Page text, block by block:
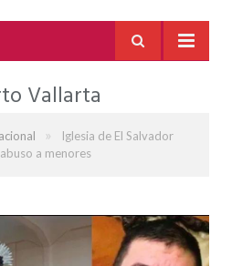
Vallarta
»
Iglesia de El Salvador
a menores